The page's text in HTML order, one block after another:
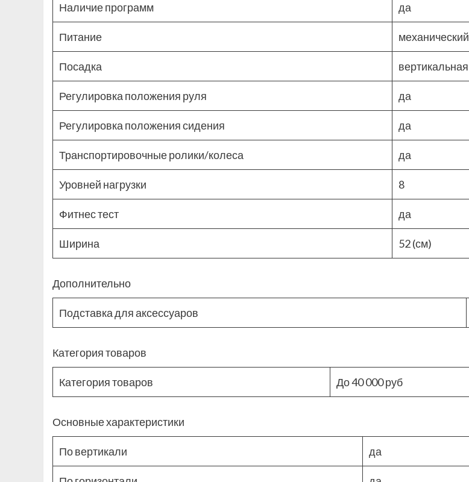
Наличие программ да
Питание механический
Посадка вертикальная
Регулировка положения руля да
Регулировка положения сидения да
Транспортировочные ролики/колеса да
Уровней нагрузки 8
Фитнес тест да
Ширина 52 (см)
Дополнительно
Подставка для аксессуаров
Категория товаров
Категория товаров До 40 000 руб
Основные характеристики
По вертикали да